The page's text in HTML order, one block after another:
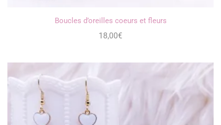
Boucles d’oreilles coeurs et fleurs
18,00€